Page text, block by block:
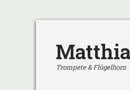
Trompete & Flügelhorn